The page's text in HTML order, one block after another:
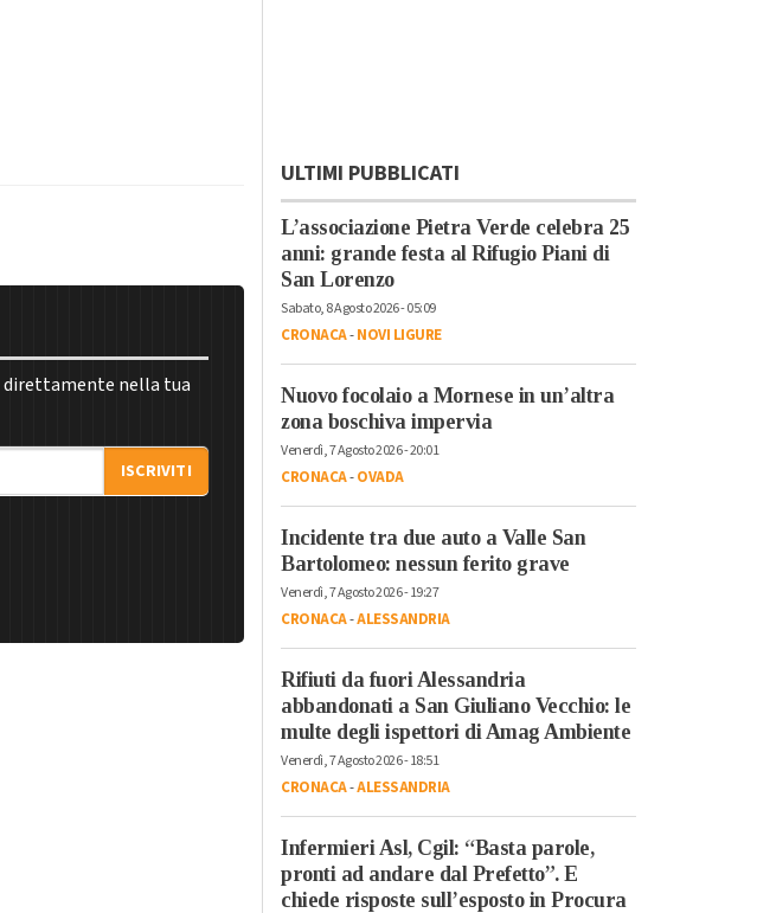
direttamente nella tua
ISCRIVITI
ULTIMI PUBBLICATI
L’associazione Pietra Verde celebra 25
anni: grande festa al Rifugio Piani di
San Lorenzo
Sabato, 8 Agosto 2026 - 05:09
CRONACA-NOVI LIGURE
Nuovo focolaio a Mornese in un’altra
zona boschiva impervia
Venerdì, 7 Agosto 2026 - 20:01
CRONACA-OVADA
Incidente tra due auto a Valle San
Bartolomeo: nessun ferito grave
Venerdì, 7 Agosto 2026 - 19:27
CRONACA-ALESSANDRIA
Rifiuti da fuori Alessandria
abbandonati a San Giuliano Vecchio: le
multe degli ispettori di Amag Ambiente
Venerdì, 7 Agosto 2026 - 18:51
CRONACA-ALESSANDRIA
Infermieri Asl, Cgil: “Basta parole,
pronti ad andare dal Prefetto”. E
chiede risposte sull’esposto in Procura